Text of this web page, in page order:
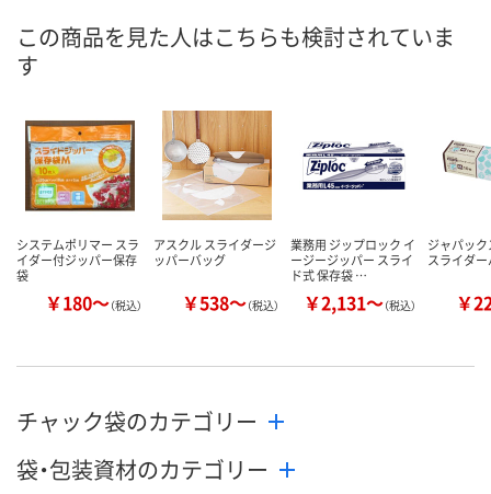
お届け日 8月25日（火）まで
ついてご連絡いたし
8月9日（日）
数量
カゴへ
数量
カゴへ カ
この商品を見た人はこちらも検討されていま
す
システムポリマー スラ
イダー付ジッパー保存
袋
￥180～（税込）
アスクル スライダージ
ッパーバッグ
￥538～（税込）
業務用 ジップロック イ
ージージッパー スライ
ド式 保存袋 …
￥2,131～（税込）
ジャパッ
スライダ
￥
チャック袋のカテゴリー
袋・包装資材のカテゴリー